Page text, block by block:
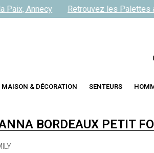
Annecy Retrouvez les Palettes
MAISON & DÉCORATION SENTEURS
BORDEAUX PETIT